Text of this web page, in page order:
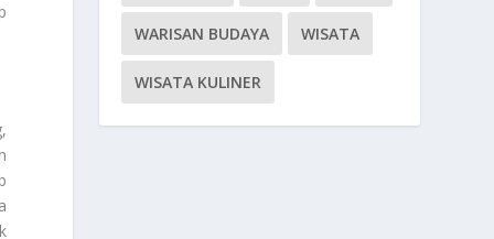
WARISAN BUDAYA WISATA
WISATA KULINER